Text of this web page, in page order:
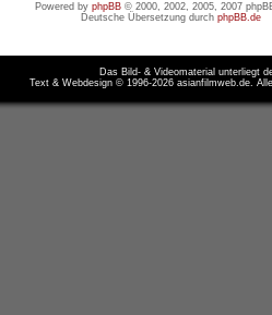
Powered by phpBB © 2000, 2002, 2005, 2007
Deutsche Übersetzung durch phpBB.de
Das Bild- & Videomaterial unterliegt
Text & Webdesign © 1996-2026 asianfilmweb.de.